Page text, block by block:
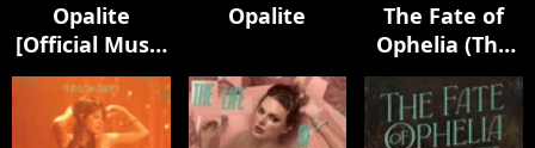
Opalite
[Official Music
Video
(Extended
Versions)]
Opalite
The Fate of
Ophelia (The
Chainsmokers
Remix)